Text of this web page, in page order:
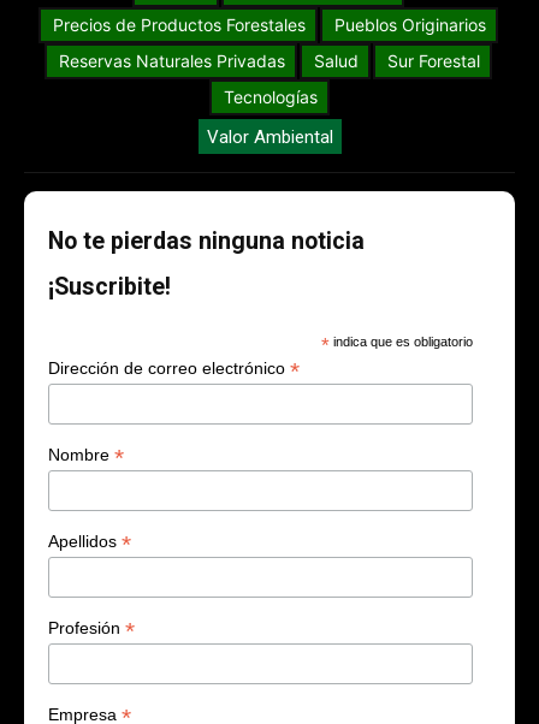
Precios de Productos Forestales
Pueblos Originarios
Reservas Naturales Privadas
Salud
Sur Forestal
Tecnologías
Valor Ambiental
No te pierdas ninguna noticia
¡Suscribite!
* indica que es obligatorio
Dirección de correo electrónico *
Nombre *
Apellidos *
Profesión *
Empresa *